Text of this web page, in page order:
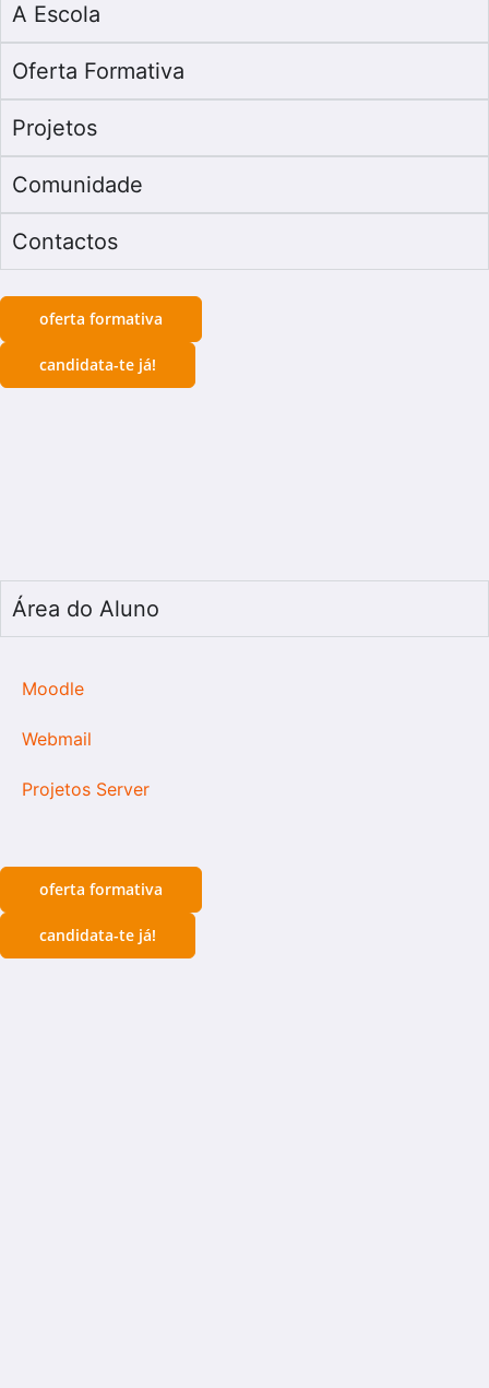
A Escola
Oferta Formativa
Projetos
Comunidade
Contactos
oferta formativa
candidata-te já!
Área do Aluno
Moodle
Webmail
Projetos Server
oferta formativa
candidata-te já!